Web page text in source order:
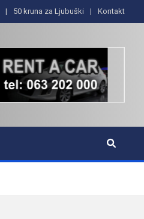
50 kruna za Ljubuški Kontakt